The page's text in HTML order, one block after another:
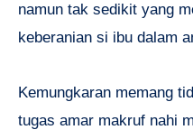
namun tak sedikit yang
keberanian si ibu dalam
Kemungkaran memang
tugas amar makruf nahi